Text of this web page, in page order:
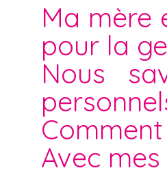
Ma mère
pour la
Nous
Avec